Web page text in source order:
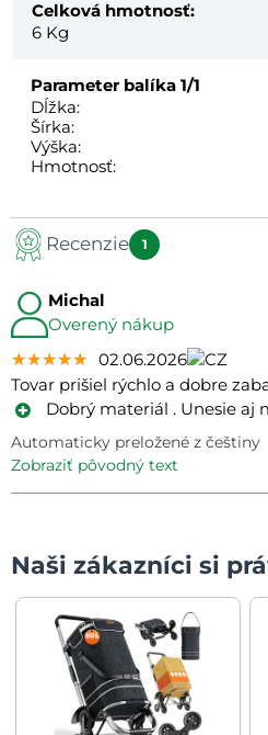
Celková hmotnosť:
6 Kg
Parameter balíka 1/1
Dĺžka:
Šírka:
Výška:
Hmotnosť:
Recenzie 1
Michal
Overený nákup
★★★★★
★★★★★
★★★★★ 02.06.2026
Tovar prišiel rýchlo a dobre
Dobrý materiál . Unesie aj
Automaticky preložené z češtiny
zobraziť pôvodný text
Naši zákazníci si